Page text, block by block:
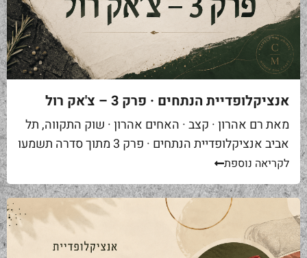
אנציקלופדיית הנתחים · פרק 3 – צ'אק רול
מאת רם אהרון · קצב · האחים אהרון · שוק התקווה, תל
אביב אנציקלופדיית הנתחים · פרק 3 מתוך סדרה תשמעו
סיפור. אתם באים לאחת ממסעדות הבשר הטובות...
לקריאה נוספת